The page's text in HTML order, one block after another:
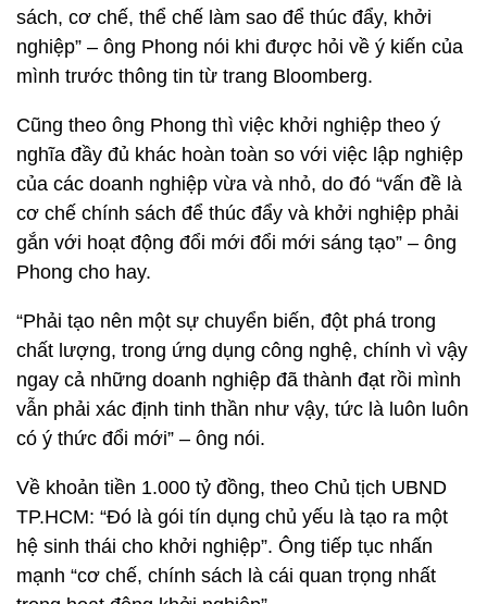
sách, cơ chế, thể chế làm sao để thúc đẩy, khởi
nghiệp” – ông Phong nói khi được hỏi về ý kiến của
mình trước thông tin từ trang Bloomberg.
Cũng theo ông Phong thì việc khởi nghiệp theo ý
nghĩa đầy đủ khác hoàn toàn so với việc lập nghiệp
của các doanh nghiệp vừa và nhỏ, do đó “vấn đề là
cơ chế chính sách để thúc đẩy và khởi nghiệp phải
gắn với hoạt động đổi mới đổi mới sáng tạo” – ông
Phong cho hay.
“Phải tạo nên một sự chuyển biến, đột phá trong
chất lượng, trong ứng dụng công nghệ, chính vì vậy
ngay cả những doanh nghiệp đã thành đạt rồi mình
vẫn phải xác định tinh thần như vậy, tức là luôn luôn
có ý thức đổi mới” – ông nói.
Về khoản tiền 1.000 tỷ đồng, theo Chủ tịch UBND
TP.HCM: “Đó là gói tín dụng chủ yếu là tạo ra một
hệ sinh thái cho khởi nghiệp”. Ông tiếp tục nhấn
mạnh “cơ chế, chính sách là cái quan trọng nhất